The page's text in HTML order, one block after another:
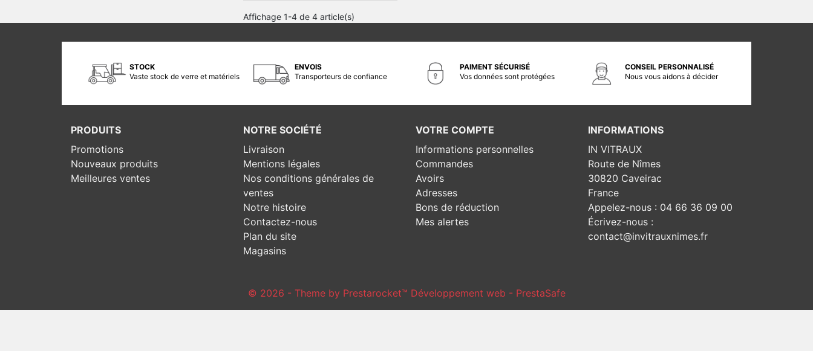
Affichage 1-4 de 4 article(s)
STOCK
Vaste stock de verre et matériels
ENVOIS
Transporteurs de confiance
PAIMENT SÉCURISÉ
Vos données sont protégées
CONSEIL PERSONNALISÉ
Nous vous aidons à décider
PRODUITS
Promotions
Nouveaux produits
Meilleures ventes
NOTRE SOCIÉTÉ
Livraison
Mentions légales
Nos conditions générales de
ventes
Notre histoire
Contactez-nous
Plan du site
Magasins
VOTRE COMPTE
Informations personnelles
Commandes
Avoirs
Adresses
Bons de réduction
Mes alertes
INFORMATIONS
IN VITRAUX
Route de Nîmes
30820 Caveirac
France
Appelez-nous : 04 66 36 09 00
Écrivez-nous :
contact@invitrauxnimes.fr
© 2026 - Theme by Prestarocket™ Développement web - PrestaSafe